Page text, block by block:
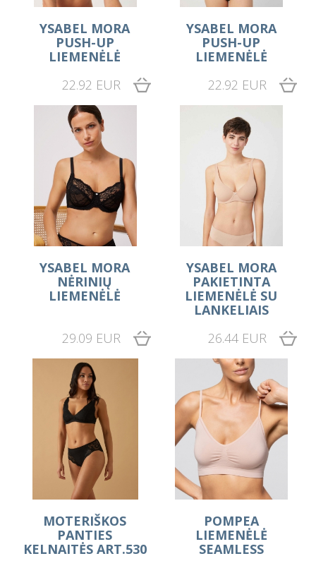
YSABEL MORA
PUSH-UP
LIEMENĖLĖ
22.92 EUR
YSABEL MORA
PUSH-UP
LIEMENĖLĖ
22.92 EUR
YSABEL MORA
NĖRINIŲ
LIEMENĖLĖ
29.09 EUR
YSABEL MORA
PAKIETINTA
LIEMENĖLĖ SU
LANKELIAIS
26.44 EUR
MOTERIŠKOS
PANTIES
KELNAITĖS ART.530
POMPEA
LIEMENĖLĖ
SEAMLESS